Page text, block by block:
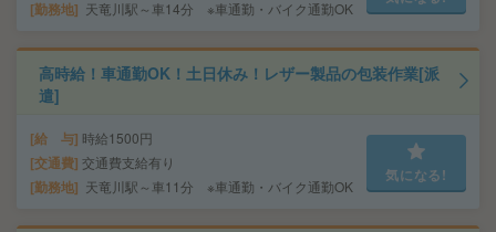
勤務地 天竜川駅～車14分 ※車通勤・バイク通勤OK
高時給！車通勤OK！土日休み！レザー製品の包装作業[派
遣]
給 与 時給1500円
交通費 交通費支給有り
勤務地 天竜川駅～車11分 ※車通勤・バイク通勤OK
気になる!